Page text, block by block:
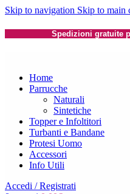
Skip to navigation Skip to main
Spedizioni gratuite
Home
Parrucche
Naturali
Sintetiche
Topper e Infoltitori
Turbanti e Bandane
Protesi Uomo
Accessori
Info Utili
Accedi / Registrati